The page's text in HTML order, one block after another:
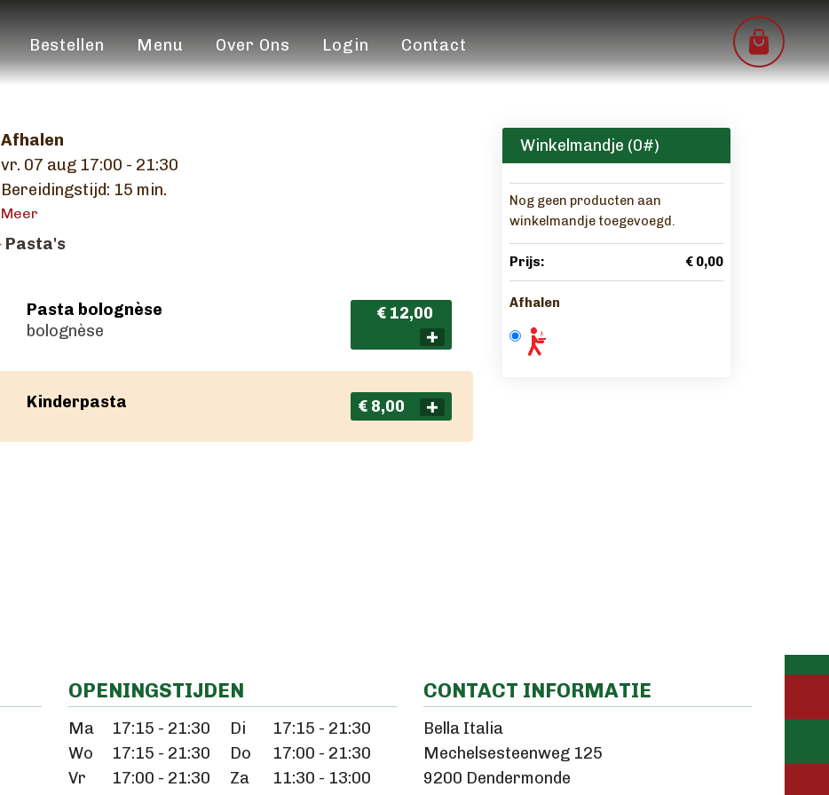
Bestellen Menu Over Ons Login Contact
Afhalen
vr. 07 aug 17:00 - 21:30
Bereidingstijd: 15 min.
Meer
Pasta's
Pasta bolognèse
bolognèse
€ 12,00
Kinderpasta € 8,00
Winkelmandje (0#)
Nog geen producten aan
winkelmandje toegevoegd.
Prijs: € 0,00
Afhalen
OPENINGSTIJDEN
Ma 17:15 - 21:30 Di
17:15 - 21:30
Wo
17:15 - 21:30 Do
17:00 - 21:30
Vr
17:00 - 21:30 Za
11:30 - 13:00
CONTACT INFORMATIE
Bella Italia
Mechelsesteenweg 125
9200 Dendermonde